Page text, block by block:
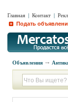
Главная | Контакт |
Подать
Объявления